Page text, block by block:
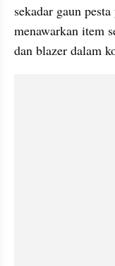
sekadar gaun
menawarkan item
dan blazer dalam